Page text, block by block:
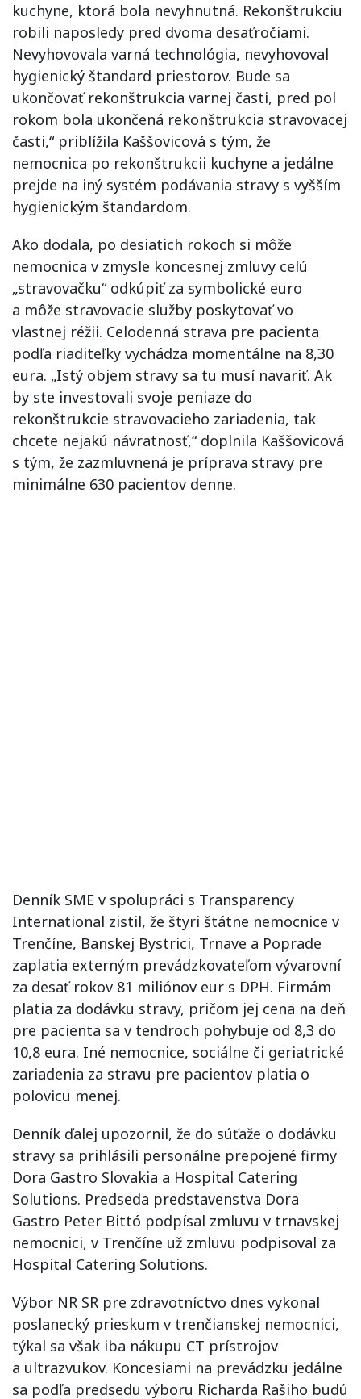
kuchyne, ktorá bola nevyhnutná. Rekonštrukciu
robili naposledy pred dvoma desaťročiami.
Nevyhovovala varná technológia, nevyhovoval
hygienický štandard priestorov. Bude sa
ukončovať rekonštrukcia varnej časti, pred pol
rokom bola ukončená rekonštrukcia stravovacej
časti,“ priblížila Kaššovicová s tým, že
nemocnica po rekonštrukcii kuchyne a jedálne
prejde na iný systém podávania stravy s vyšším
hygienickým štandardom.
Ako dodala, po desiatich rokoch si môže
nemocnica v zmysle koncesnej zmluvy celú
„stravovačku“ odkúpiť za symbolické euro
a môže stravovacie služby poskytovať vo
vlastnej réžii. Celodenná strava pre pacienta
podľa riaditeľky vychádza momentálne na 8,30
eura. „Istý objem stravy sa tu musí navariť. Ak
by ste investovali svoje peniaze do
rekonštrukcie stravovacieho zariadenia, tak
chcete nejakú návratnosť,“ doplnila Kaššovicová
s tým, že zazmluvnená je príprava stravy pre
minimálne 630 pacientov denne.
Denník SME v spolupráci s Transparency
International zistil, že štyri štátne nemocnice v
Trenčíne, Banskej Bystrici, Trnave a Poprade
zaplatia externým prevádzkovateľom vývarovní
za desať rokov 81 miliónov eur s DPH. Firmám
platia za dodávku stravy, pričom jej cena na deň
pre pacienta sa v tendroch pohybuje od 8,3 do
10,8 eura. Iné nemocnice, sociálne či geriatrické
zariadenia za stravu pre pacientov platia o
polovicu menej.
Denník ďalej upozornil, že do súťaže o dodávku
stravy sa prihlásili personálne prepojené firmy
Dora Gastro Slovakia a Hospital Catering
Solutions. Predseda predstavenstva Dora
Gastro Peter Bittó podpísal zmluvu v trnavskej
nemocnici, v Trenčíne už zmluvu podpisoval za
Hospital Catering Solutions.
Výbor NR SR pre zdravotníctvo dnes vykonal
poslanecký prieskum v trenčianskej nemocnici,
týkal sa však iba nákupu CT prístrojov
a ultrazvukov. Koncesiami na prevádzku jedálne
sa podľa predsedu výboru Richarda Rašiho budú